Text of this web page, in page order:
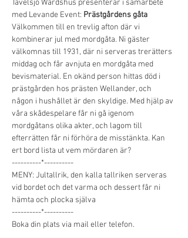
Tavelsjö Wärdshus presenterar i samarbete
med Levande Event: Prästgårdens gåta
Välkommen till en trevlig afton där vi
kombinerar jul med mordgåta. Ni gäster
välkomnas till 1931, där ni serveras trerätters
middag och får avnjuta en mordgåta med
bevismaterial. En okänd person hittas död i
prästgården hos prästen Wellander, och
någon i hushållet är den skyldige. Med hjälp av
våra skådespelare får ni gå igenom
mordgåtans olika akter, och lagom till
efterrätten får ni förhöra de misstänkta. Kan
ert bord lista ut vem mördaren är?
----------*----------
MENY: Jultallrik, den kalla tallriken serveras
vid bordet och det varma och dessert får ni
hämta och plocka själva
----------*----------
Boka din plats via mail eller telefon.